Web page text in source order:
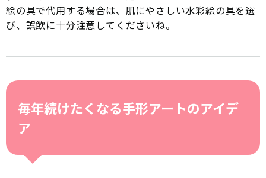
絵の具で代用する場合は、肌にやさしい水彩絵の具を選
び、誤飲に十分注意してくださいね。
毎年続けたくなる手形アートのアイデ
ア